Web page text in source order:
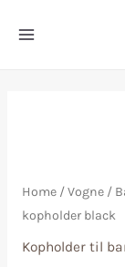
Home/Vogne/
kopholder black
Kopholder til